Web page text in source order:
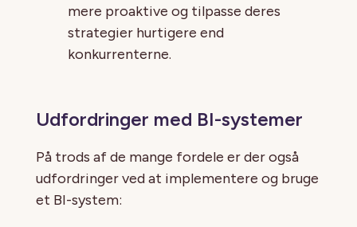
mere proaktive og tilpasse deres
strategier hurtigere end
konkurrenterne.
Udfordringer med BI-systemer
På trods af de mange fordele er der også
udfordringer ved at implementere og bruge
et BI-system: